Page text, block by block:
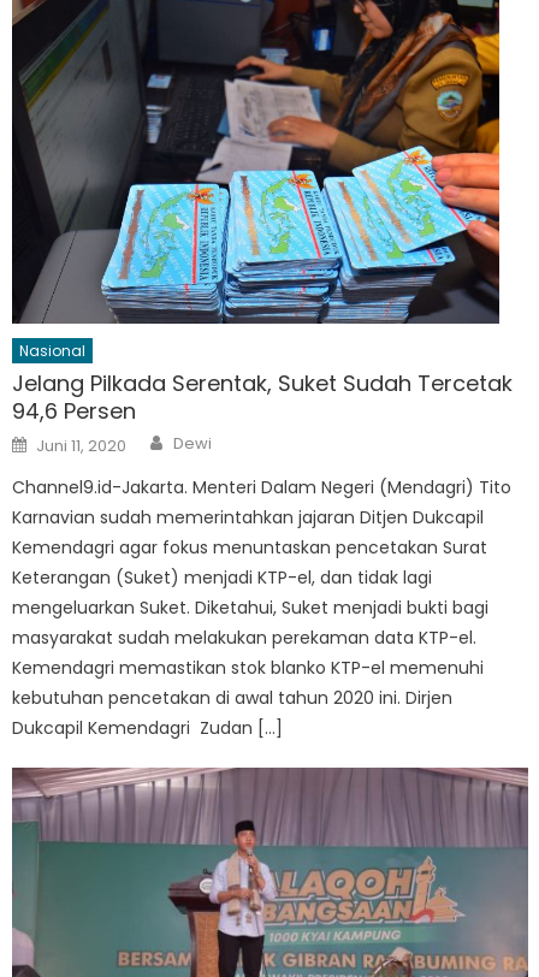
Nasional
Jelang Pilkada Serentak, Suket Sudah Tercetak
94,6 Persen
Posted
on
Juni 11, 2020 Author
Dewi
Channel9.id-Jakarta. Menteri Dalam Negeri (Mendagri) Tito
Karnavian sudah memerintahkan jajaran Ditjen Dukcapil
Kemendagri agar fokus menuntaskan pencetakan Surat
Keterangan (Suket) menjadi KTP-el, dan tidak lagi
mengeluarkan Suket. Diketahui, Suket menjadi bukti bagi
masyarakat sudah melakukan perekaman data KTP-el.
Kemendagri memastikan stok blanko KTP-el memenuhi
kebutuhan pencetakan di awal tahun 2020 ini. Dirjen
Dukcapil Kemendagri Zudan […]